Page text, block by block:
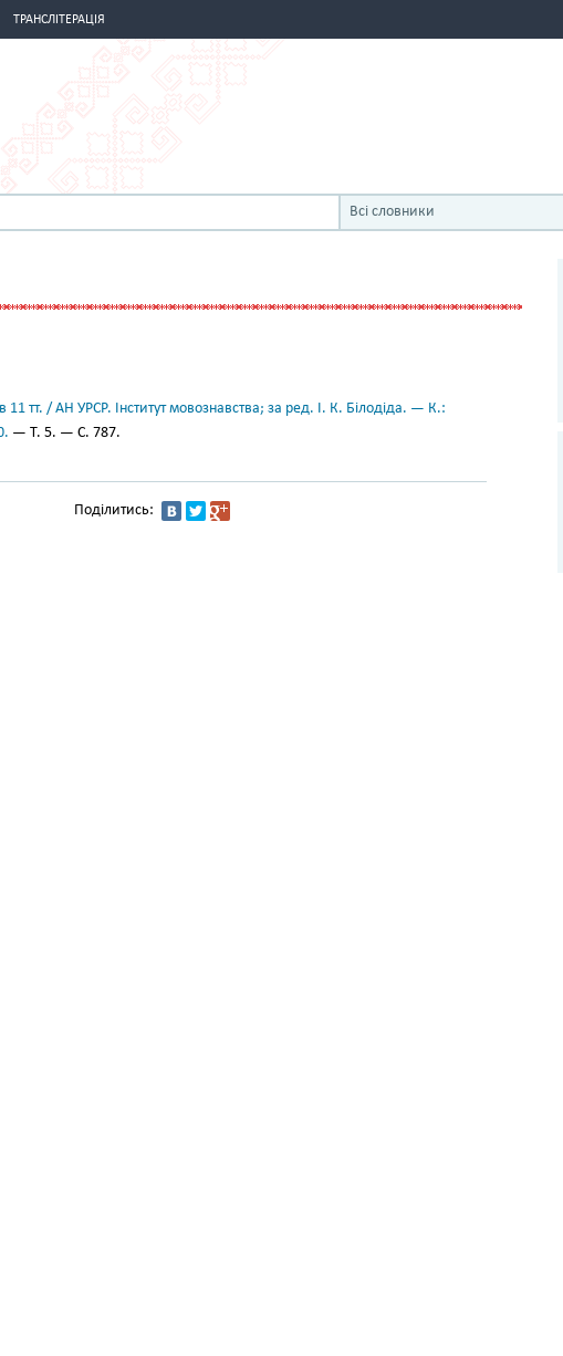
ТРАНСЛІТЕРАЦІЯ
Всі словники
11 тт. / АН УРСР. Інститут мовознавства; за ред. І. К. Білодіда. — К.:
— Т. 5. — С. 787.
Поділитись: